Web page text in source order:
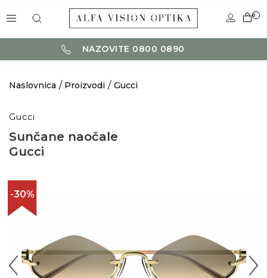
0
NAZOVITE 0800 0890
Naslovnica Proizvodi Gucci
Gucci
Sunčane naočale
Gucci
-30%